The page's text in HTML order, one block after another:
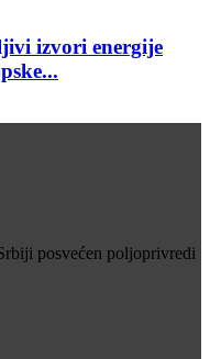
izvori energije
posvećen poljoprivredi